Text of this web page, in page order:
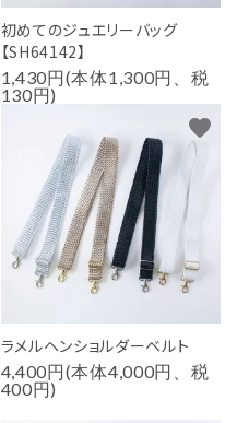
初めてのジュエリーバッグ
【SH64142】
1,430円(本体1,300円、税
130円)
ラメルヘンショルダーベルト
4,400円(本体4,000円、税
400円)
favorite